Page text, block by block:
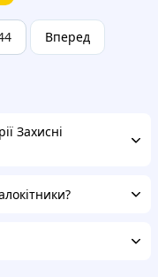
Вперед
Захисні